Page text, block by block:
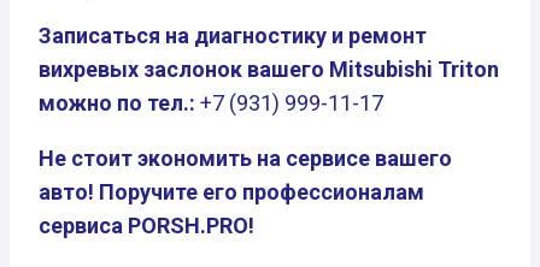
Записаться на диагностику и ремонт
вихревых заслонок вашего Mitsubishi Triton
можно по тел.: +7 (931) 999-11-17
Не стоит экономить на сервисе вашего
авто! Поручите его профессионалам
сервиса PORSH.PRO!